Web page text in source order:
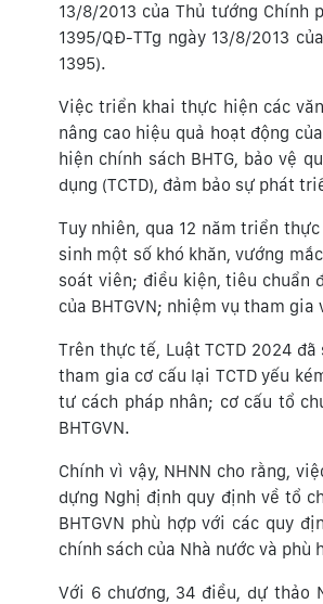
13/8/2013 của Thủ tướng Chính
1395/QĐ-TTg ngày 13/8/2013
1395).
Việc triển khai thực hiện các
nâng cao hiệu quả hoạt động
hiện chính sách BHTG, bảo vệ
dụng (TCTD), đảm bảo sự phát
Tuy nhiên, qua 12 năm triển
sinh một số khó khăn, vướng
soát viên; điều kiện, tiêu chuẩn
của BHTGVN; nhiệm vụ tham
Trên thực tế, Luật TCTD 2024
tham gia cơ cấu lại TCTD yếu
tư cách pháp nhân; cơ cấu tổ
BHTGVN.
Chính vì vậy, NHNN cho rằng,
dựng Nghị định quy định về tổ
BHTGVN phù hợp với các quy
chính sách của Nhà nước và phù
Với 6 chương, 34 điều, dự thảo